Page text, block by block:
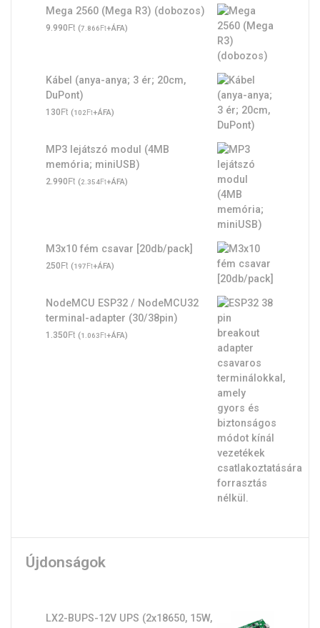
Mega 2560 (Mega R3) (dobozos)
9.990Ft (7.866Ft+ÁFA)
Kábel (anya-anya; 3 ér; 20cm,
DuPont)
130Ft (102Ft+ÁFA)
MP3 lejátszó modul (4MB
memória; miniUSB)
2.990Ft (2.354Ft+ÁFA)
M3x10 fém csavar [20db/pack]
250Ft (197Ft+ÁFA)
NodeMCU ESP32 / NodeMCU32
terminal-adapter (30/38pin)
1.350Ft (1.063Ft+ÁFA)
Újdonságok
LX2-BUPS-12V UPS (2x18650, 15W,